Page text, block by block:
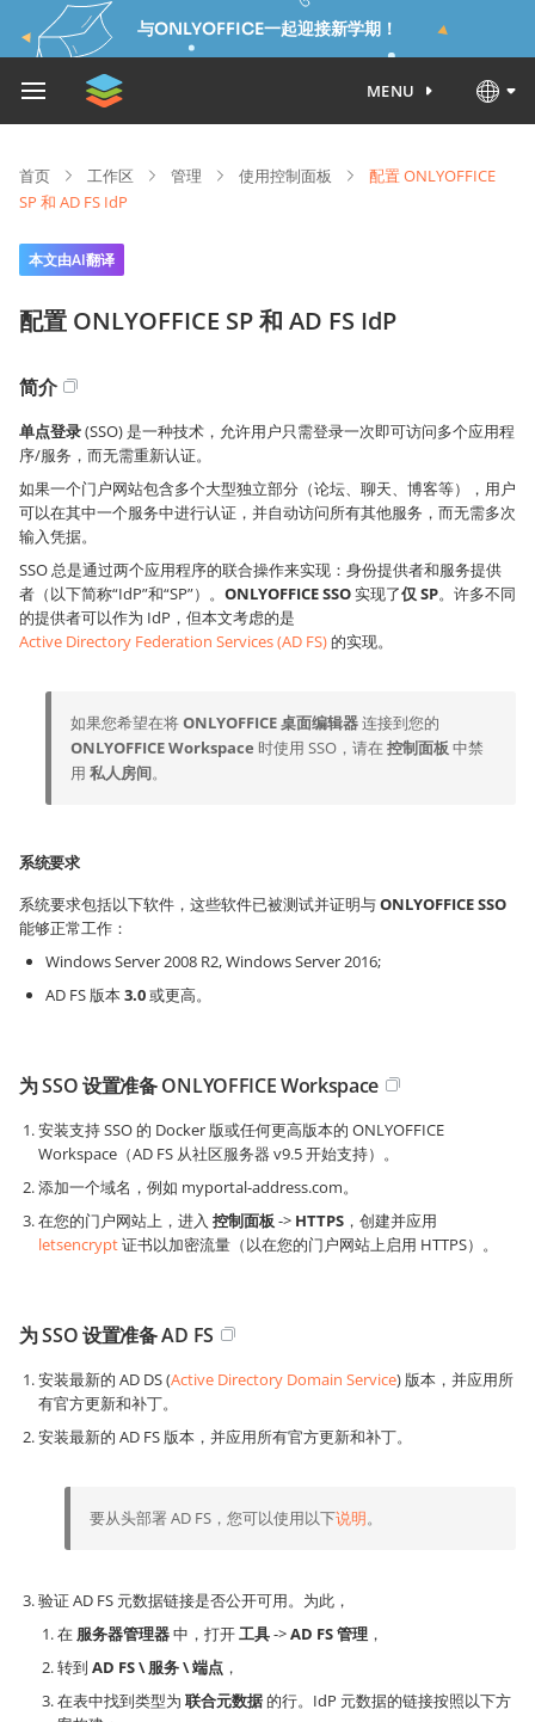
与ONLYOFFICE一起迎接新学期！
MENU
首页 工作区 管理 使用控制面板
配置 ONLYOFFICE
SP 和 AD FS IdP
本文由AI翻译
配置 ONLYOFFICE SP 和 AD FS IdP
简介
单点登录(SSO) 是一种技术，允许用户只需登录一次即可访问多个应用程
序/服务，而无需重新认证。
如果一个门户网站包含多个大型独立部分（论坛、聊天、博客等），用户
可以在其中一个服务中进行认证，并自动访问所有其他服务，而无需多次
输入凭据。
SSO 总是通过两个应用程序的联合操作来实现：身份提供者和服务提供
者（以下简称“IdP”和“SP”）。 ONLYOFFICE SSO实现了仅 SP。许多不同
的提供者可以作为 IdP，但本文考虑的是
Active Directory Federation Services (AD FS) 的实现。
如果您希望在将ONLYOFFICE 桌面编辑器连接到您的
ONLYOFFICE Workspace 时使用 SSO，请在 控制面板 中禁
用 私人房间。
系统要求
系统要求包括以下软件，这些软件已被测试并证明与ONLYOFFICE SSO
能够正常工作：
Windows Server 2008 R2, Windows Server 2016;
AD FS 版本3.0或更高。
为 SSO 设置准备 ONLYOFFICE Workspace
安装支持 SSO 的 Docker 版或任何更高版本的 ONLYOFFICE
Workspace（AD FS 从社区服务器 v9.5 开始支持）。
添加一个域名，例如 myportal-address.com。
在您的门户网站上，进入 控制面板-> HTTPS ，创建并应用
letsencrypt证书以加密流量（以在您的门户网站上启用 HTTPS）。
为 SSO 设置准备 AD FS
安装最新的 AD DS (Active Directory Domain Service) 版本，并应用所
有官方更新和补丁。
安装最新的 AD FS 版本，并应用所有官方更新和补丁。
要从头部署 AD FS，您可以使用以下说明。
验证 AD FS 元数据链接是否公开可用。为此，
在 服务器管理器中，打开工具->AD FS 管理 ，
转到 AD FS \ 服务 \ 端点 ，
在表中找到类型为 联合元数据 的行。IdP 元数据的链接按照以下方